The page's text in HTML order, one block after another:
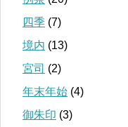
四季 (7)
境内 (13)
宮司 (2)
年末年始 (4)
御朱印 (3)